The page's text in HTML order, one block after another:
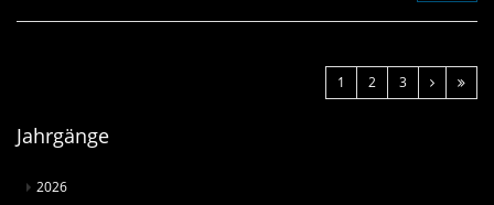
1 2 3
Jahrgänge
2026